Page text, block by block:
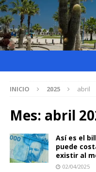
INICIO 2025 abril
Mes: abril
Así es el
puede
existir al
02/04/2025